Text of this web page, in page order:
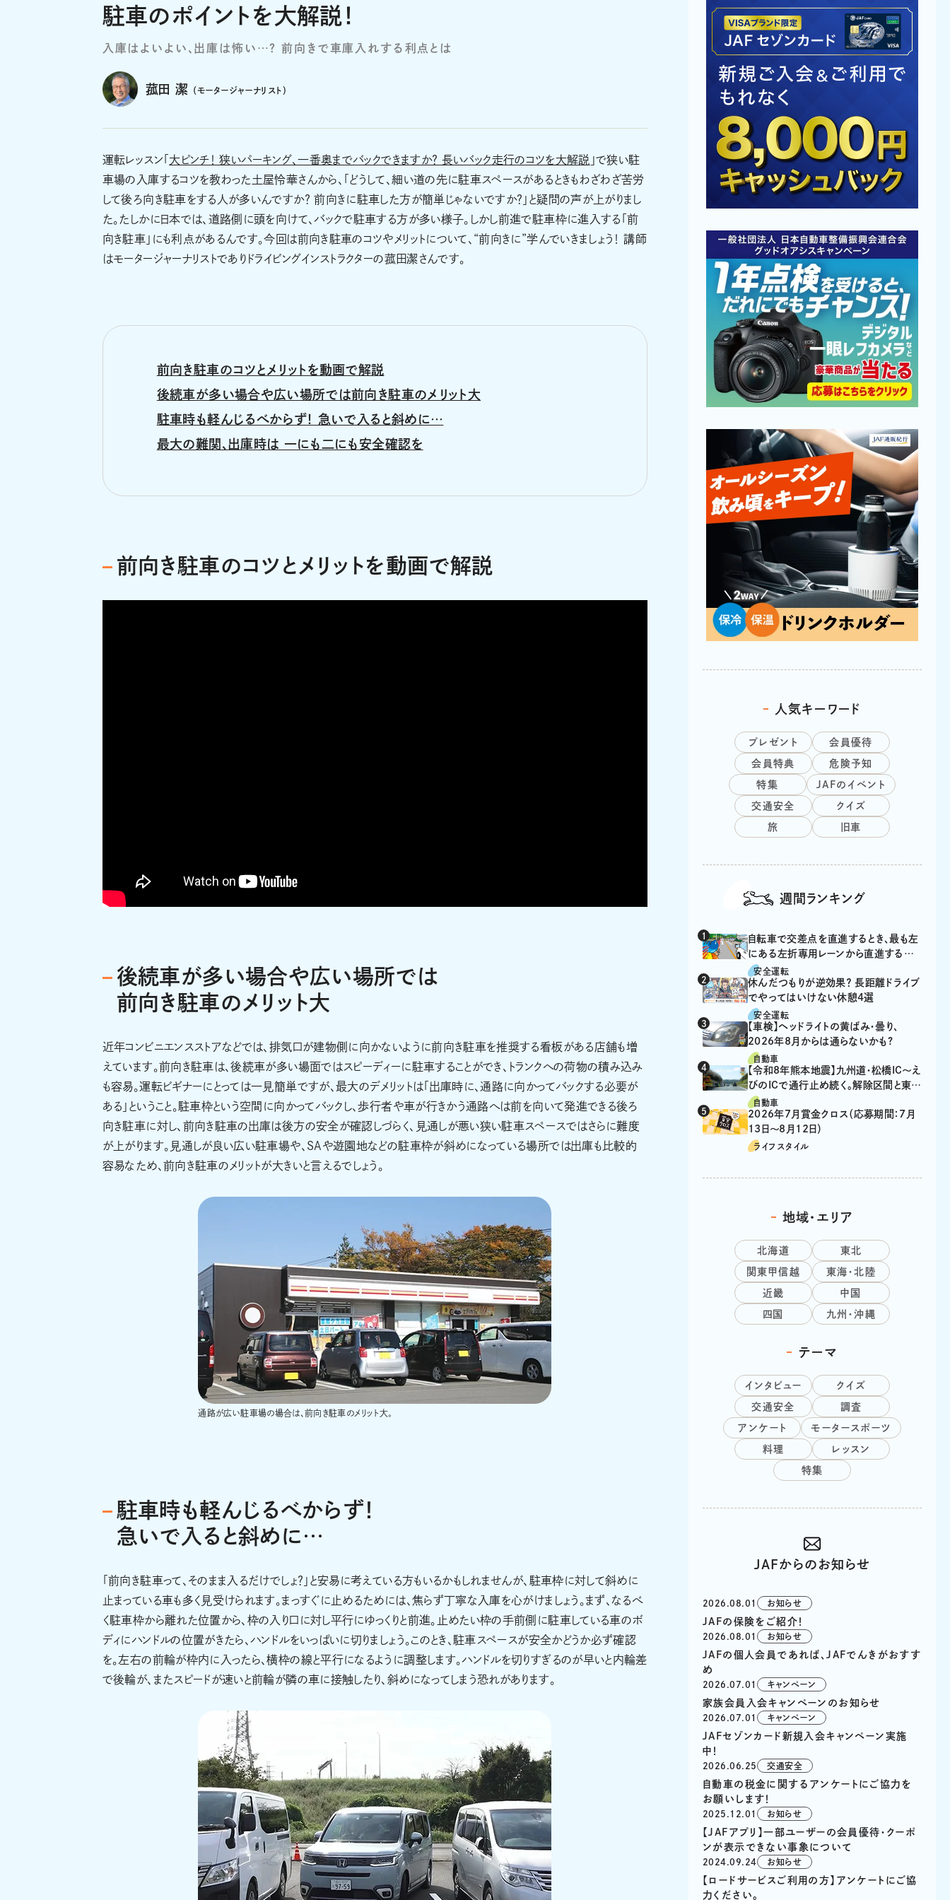
駐車のポイントを大解説！
入庫はよいよい、出庫は怖い…？ 前向きで車庫入れする利点とは
菰田 潔 （モータージャーナリスト）
運転レッスン「 大ピンチ！ 狭いパーキング、一番奥までバックできますか？ 長いバック走行のコツを大解説 」で狭い駐
車場の入庫するコツを教わった土屋怜華さんから、「どうして、細い道の先に駐車スペースがあるときもわざわざ苦労
して後ろ向き駐車をする人が多いんですか？ 前向きに駐車した方が簡単じゃないですか？」と疑問の声が上がりまし
た。たしかに日本では、道路側に頭を向けて、バックで駐車する方が多い様子。しかし前進で駐車枠に進入する「前
向き駐車」にも利点があるんです。今回は前向き駐車のコツやメリットについて、“前向きに”学んでいきましょう！ 講師
はモータージャーナリストでありドライビングインストラクターの菰田潔さんです。
前向き駐車のコツとメリットを動画で解説
後続車が多い場合や広い場所では前向き駐車のメリット大
駐車時も軽んじるべからず！ 急いで入ると斜めに…
最大の難関、出庫時は 一にも二にも安全確認を
前向き駐車のコツとメリットを動画で解説
後続車が多い場合や広い場所では
前向き駐車のメリット大
近年コンビニエンスストアなどでは、排気口が建物側に向かないように前向き駐車を推奨する看板がある店舗も増
えています。前向き駐車は、後続車が多い場面ではスピーディーに駐車することができ、トランクへの荷物の積み込み
も容易。運転ビギナーにとっては一見簡単ですが、最大のデメリットは「出庫時に、通路に向かってバックする必要が
ある」ということ。駐車枠という空間に向かってバックし、歩行者や車が行きかう通路へは前を向いて発進できる後ろ
向き駐車に対し、前向き駐車の出庫は後方の安全が確認しづらく、見通しが悪い狭い駐車スペースではさらに難度
が上がります。見通しが良い広い駐車場や、SAや遊園地などの駐車枠が斜めになっている場所では出庫も比較的
容易なため、前向き駐車のメリットが大きいと言えるでしょう。
通路が広い駐車場の場合は、前向き駐車のメリット大。
駐車時も軽んじるべからず！
急いで入ると斜めに…
「前向き駐車って、そのまま入るだけでしょ？」と安易に考えている方もいるかもしれませんが、駐車枠に対して斜めに
止まっている車も多く見受けられます。まっすぐに止めるためには、焦らず丁寧な入庫を心がけましょう。まず、なるべ
く駐車枠から離れた位置から、枠の入り口に対し平行にゆっくりと前進。止めたい枠の手前側に駐車している車のボ
ディにハンドルの位置がきたら、ハンドルをいっぱいに切りましょう。このとき、駐車スペースが安全かどうか必ず確認
を。左右の前輪が枠内に入ったら、横枠の線と平行になるように調整します。ハンドルを切りすぎるのが早いと内輪差
で後輪が、またスピードが速いと前輪が隣の車に接触したり、斜めになってしまう恐れがあります。
人気キーワード
プレゼント 会員優待
会員特典 危険予知
特集 JAFのイベント
交通安全 クイズ
旅 旧車
週間ランキング
自転車で交差点を直進するとき、最も左
にある左折専用レーンから直進するの
は、違反？
安全運転
休んだつもりが逆効果？ 長距離ドライブ
でやってはいけない休憩4選
安全運転
【車検】ヘッドライトの黄ばみ・曇り、
2026年8月からは通らないかも?
自動車
【令和8年熊本地震】九州道・松橋IC～え
びのICで通行止め続く。解除区間と東九
州道の迂回ルート
自動車
2026年7月賞金クロス（応募期間：7月
13日～8月12日）
ライフスタイル
地域・エリア
北海道 東北
関東甲信越 東海・北陸
近畿 中国
四国 九州・沖縄
テーマ
インタビュー クイズ
交通安全 調査
アンケート モータースポーツ
料理 レッスン
特集
JAFからのお知らせ
2026.08.01 お知らせ
JAFの保険をご紹介！
2026.08.01 お知らせ
JAFの個人会員であれば、JAFでんきがおすす
め
2026.07.01 キャンペーン
家族会員入会キャンペーンのお知らせ
2026.07.01 キャンペーン
JAFセゾンカード新規入会キャンペーン実施
中！
2026.06.25 交通安全
自動車の税金に関するアンケートにご協力を
お願いします！
2025.12.01 お知らせ
【JAFアプリ】一部ユーザーの会員優待・クーポ
ンが表示できない事象について
2024.09.24 お知らせ
【ロードサービスご利用の方】アンケートにご協
力ください。